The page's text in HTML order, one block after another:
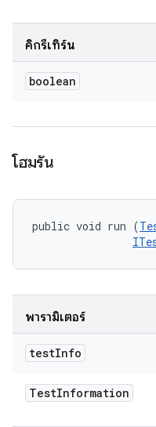
คิกรีเทิร์น
boolean
โฮมรัน
public void run (
พารามิเตอร์
testInfo
TestInformation